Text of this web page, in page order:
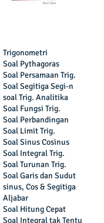
Trigonometri
Soal Pythagoras
Soal Persamaan Trig.
Soal Segitiga Segi-n
soal Trig. Analitika
Soal Fungsi Trig.
Soal Perbandingan
Soal Limit Trig.
Soal Sinus Cosinus
Soal Integral Trig.
Soal Turunan Trig.
Soal Garis dan Sudut
sinus, Cos & Segitiga
Aljabar
Soal Hitung Cepat
Soal Integral tak Tentu